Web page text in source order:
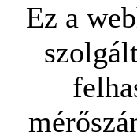
Ez a